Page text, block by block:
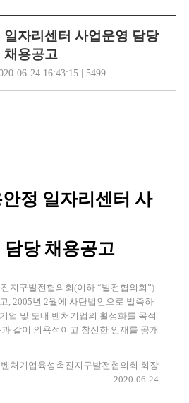
자리센터 사업운영 담당
채용공고
06-24 16:43:15 | 5499
정 일자리센터 사
담당 채용공고
지구발전협의회(이하 “발전협의회”)
, 2005년 2월에 사단법인으로 발족하
업 및 도내 벤처기업의 활성화를 목적
같이 의욕적이고 참신한 인재를 공개
처기업육성촉진지구발전협의회 회장
2020-06-24